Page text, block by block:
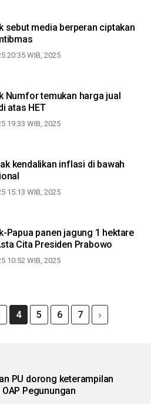
sebut media berperan ciptakan
20:35 WIB, 2025
Numfor temukan harga jual
atas HET
19:33 WIB, 2025
kendalikan inflasi di bawah
15:13 WIB, 2025
Papua panen jagung 1 hektare
Cita Presiden Prabowo
10:52 WIB, 2025
4 5 6 7
PU dorong keterampilan
Pegunungan